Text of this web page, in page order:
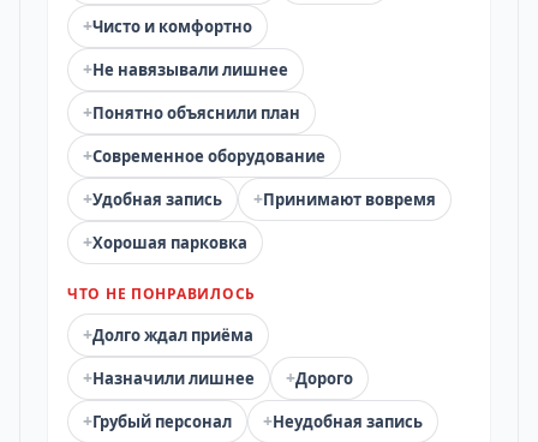
+Чисто и комфортно
+Не навязывали лишнее
+Понятно объяснили план
+Современное оборудование
+Удобная запись +Принимают вовремя
+Хорошая парковка
ЧТО НЕ ПОНРАВИЛОСЬ
+Долго ждал приёма
+Назначили лишнее +Дорого
+Грубый персонал +Неудобная запись